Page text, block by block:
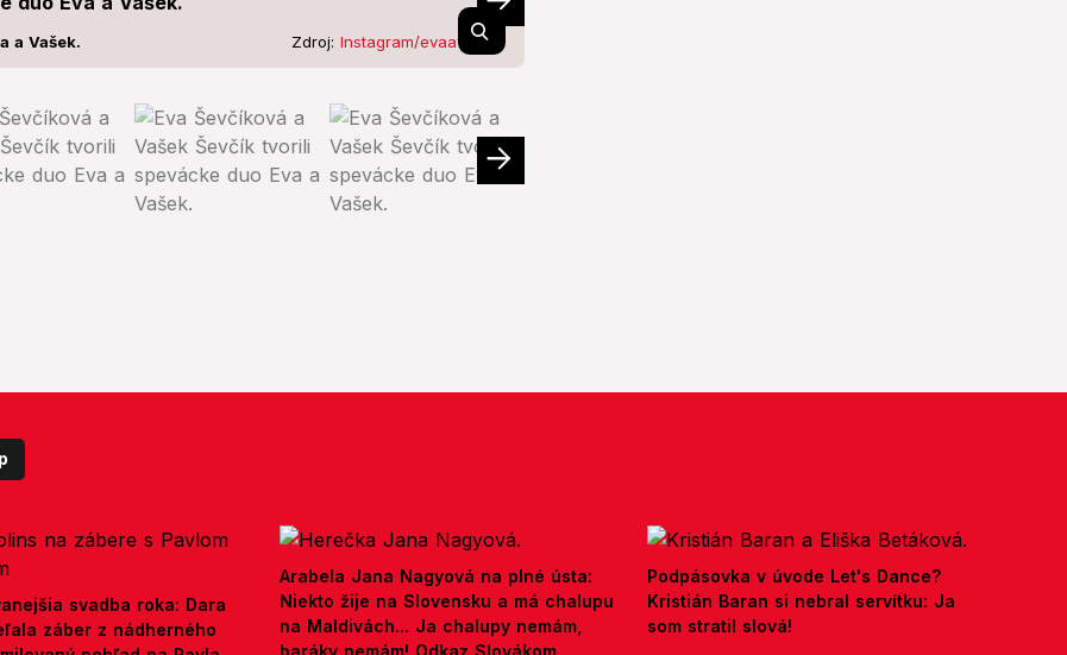
a Vašek. Zdroj: Instagram/evaavasek
svadba roka: Dara
záber z nádherného
Arabela Jana Nagyová na plné ústa:
Niekto žije na Slovensku a má chalupu
na Maldivách... Ja chalupy nemám,
Podpásovka v úvode Let's Dance?
Kristián Baran si nebral servítku: Ja
som stratil slová!